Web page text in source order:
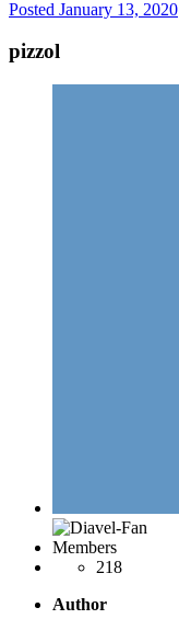
Posted January 13, 2020
pizzol
Members
218
Author